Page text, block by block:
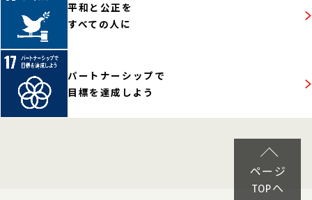
平和と公正を
すべての人に
パートナーシップで
目標を達成しよう
ページ
TOPへ